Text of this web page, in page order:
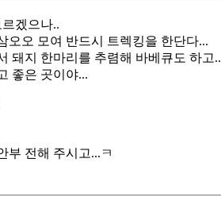
겠으나..
오오 모여 반드시 트렉킹을 한단다...
돼지 한마리를 추렴해 바베큐도 하고..
좋은 곳이야...
부 전해 주시고...ㅋ